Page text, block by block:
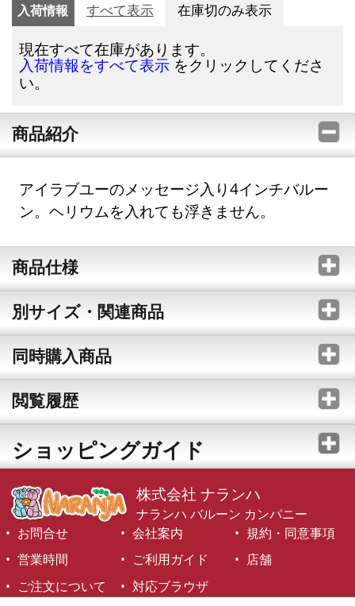
入荷情報 すべて表示 在庫切のみ表示
現在すべて在庫があります。
入荷情報をすべて表示 をクリックしてくださ
い。
商品紹介
アイラブユーのメッセージ入り4インチバルー
ン。ヘリウムを入れても浮きません。
商品仕様
別サイズ・関連商品
同時購入商品
閲覧履歴
ショッピングガイド
株式会社 ナランハ
ナランハ バルーン カンパニー
お問合せ
会社案内
規約・同意事項
営業時間
ご利用ガイド
店舗
ご注文について
対応ブラウザ